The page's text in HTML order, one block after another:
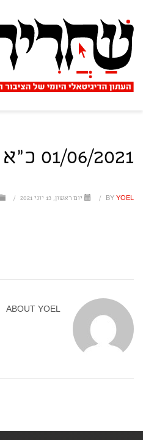
01/06/2021 כ"א סיון
BY YOEL
/ יום ראשון, 13 יוני 2021 /
ABOUT YOEL